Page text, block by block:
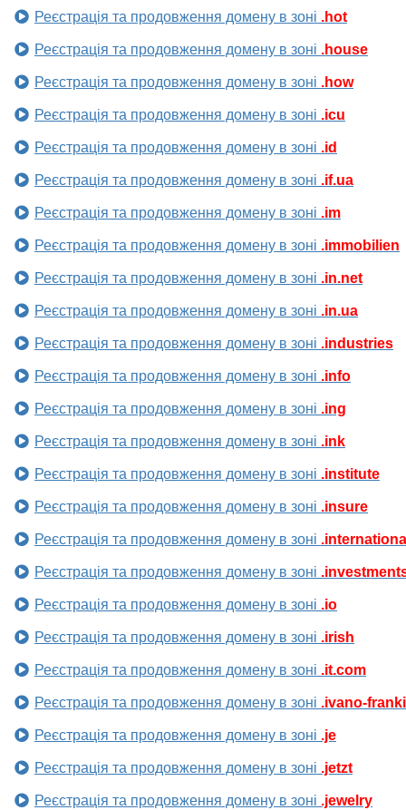
Реєстрація та продовження домену в зоні .hot
Реєстрація та продовження домену в зоні .house
Реєстрація та продовження домену в зоні .how
Реєстрація та продовження домену в зоні .icu
Реєстрація та продовження домену в зоні .id
Реєстрація та продовження домену в зоні .if.ua
Реєстрація та продовження домену в зоні .im
Реєстрація та продовження домену в зоні .immobilien
Реєстрація та продовження домену в зоні .in.net
Реєстрація та продовження домену в зоні .in.ua
Реєстрація та продовження домену в зоні .industries
Реєстрація та продовження домену в зоні .info
Реєстрація та продовження домену в зоні .ing
Реєстрація та продовження домену в зоні .ink
Реєстрація та продовження домену в зоні .institute
Реєстрація та продовження домену в зоні .insure
Реєстрація та продовження домену в зоні
Реєстрація та продовження домену в зоні
Реєстрація та продовження домену в зоні .io
Реєстрація та продовження домену в зоні .irish
Реєстрація та продовження домену в зоні .it.com
Реєстрація та продовження домену в зоні .ivano-
Реєстрація та продовження домену в зоні .je
Реєстрація та продовження домену в зоні .jetzt
Реєстрація та продовження домену в зоні .jewelry